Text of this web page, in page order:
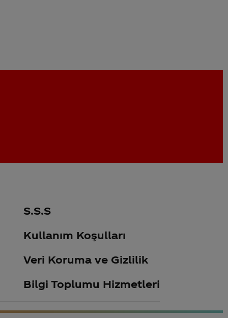
S.S.S
Kullanım Koşulları
Veri Koruma ve Gizlilik
Bilgi Toplumu Hizmetleri